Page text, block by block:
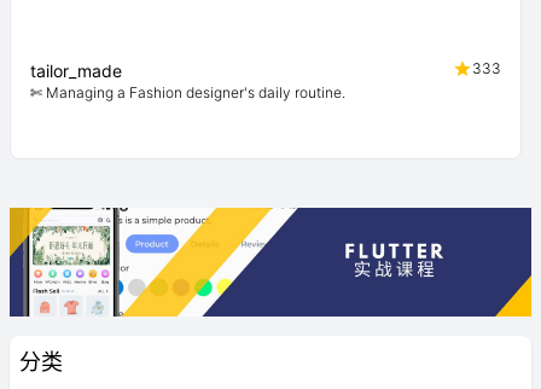
分类
tailor_made
333
✄ Managing a Fashion designer's daily routine.